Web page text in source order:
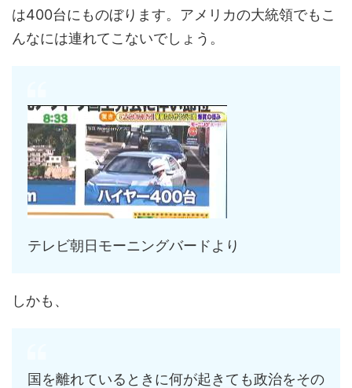
は400台にものぼります。アメリカの大統領でもこ
んなには連れてこないでしょう。
テレビ朝日モーニングバードより
しかも、
国を離れているときに何が起きても政治をその